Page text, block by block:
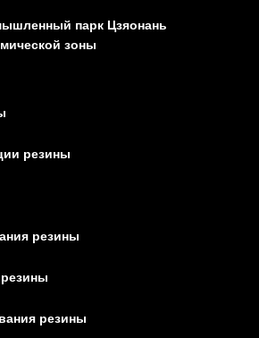
парк Цзяонань
зоны
резины
резины
резины